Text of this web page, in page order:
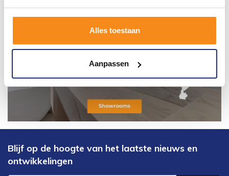
Alles toestaan
Aanpassen
Blijf op de hoogte van het laatste nieuws en
ontwikkelingen